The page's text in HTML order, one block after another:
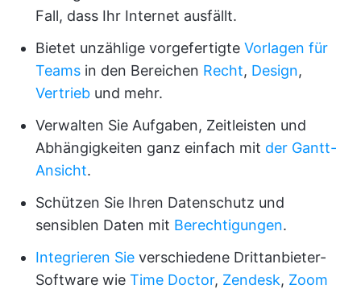
Fall, dass Ihr Internet ausfällt.
Bietet unzählige vorgefertigte Vorlagen für
Teams in den Bereichen Recht, Design,
Vertrieb und mehr.
Verwalten Sie Aufgaben, Zeitleisten und
Abhängigkeiten ganz einfach mit der Gantt-
Ansicht.
Schützen Sie Ihren Datenschutz und
sensiblen Daten mit Berechtigungen.
Integrieren Sie verschiedene Drittanbieter-
Software wie Time Doctor, Zendesk, Zoom